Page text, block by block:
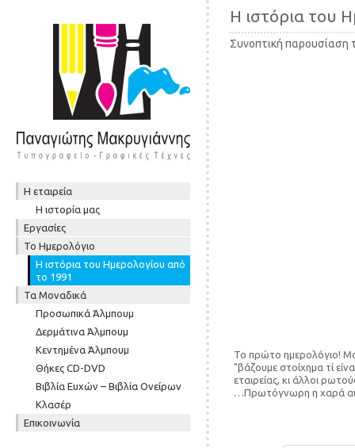
Μενού
Skip to content
Η εταιρεία
Η ιστορία μας
Εργασίες
To Ημερολόγιο
Η ιστόρια του Ημερολογίου από
το 1991
Τα Μοναδικά
Προσωπικά Άλμπουμ
Δερμάτινα Άλμπουμ
Κεντημένα Άλμπουμ
Θήκες CD-DVD
Βιβλία Ευχών – Βιβλία Ονείρων
Κλασέρ
Επικοινωνία
Η ιστόρια του
Συνοπτική
Το πρώτο ημερολόγιο!
"βάζουμε στοίχημα τί
εταιρείας, κι άλλοι
…Πρωτόγνωρη η χαρά